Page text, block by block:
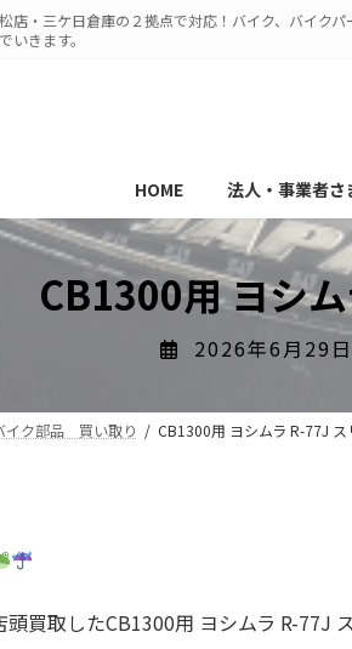
店・三ケ日倉庫の２拠点で対応！バイク、バイ
いきます。
HOME 法人・事業者さ
CB1300用 ヨシ
2026年6月29日
イク部品 買い取り CB1300用 ヨシムラ R-77J
買取したCB1300用 ヨシムラ R-77J